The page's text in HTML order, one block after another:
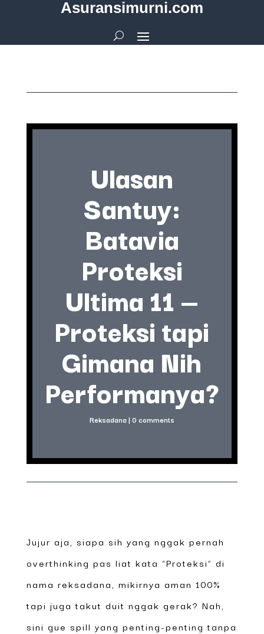
Asuransimurni.com
Ulasan
Santuy:
Batavia
Proteksi
Ultima 11 —
Proteksi tapi
Gimana Nih
Performanya?
Reksadana | 0 comments
Jujur aja, siapa sih yang nggak pernah
overthinking pas liat kata “Proteksi” di
nama reksadana, mikirnya aman 100%
tapi juga takut duit nggak gerak? Nah,
sini gue spill yang penting-penting tanpa